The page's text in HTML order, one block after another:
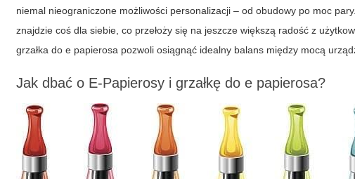
niemal nieograniczone możliwości personalizacji – od obudowy po moc
znajdzie coś dla siebie, co przełoży się na jeszcze większą radość z
grzałka do e papierosa pozwoli osiągnąć idealny balans między mocą
Jak dbać o E-Papierosy i grzałkę do e papierosa?